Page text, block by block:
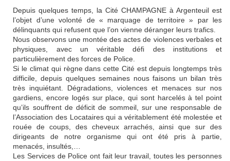
Depuis quelques temps, la Cité CHAMPAGNE à Argenteuil est
l’objet d’une volonté de « marquage de territoire » par les
délinquants qui refusent que l’on vienne déranger leurs trafics.
Nous observons une montée des actes de violences verbales et
physiques, avec un véritable défi des institutions et
particulièrement des forces de Police.
Si le climat qui règne dans cette Cité est depuis longtemps très
difficile, depuis quelques semaines nous faisons un bilan très
très inquiétant. Dégradations, violences et menaces sur nos
gardiens, encore logés sur place, qui sont harcelés à tel point
qu’ils souffrent de déficit de sommeil, sur une responsable de
l’Association des Locataires qui a véritablement été molestée et
rouée de coups, des cheveux arrachés, ainsi que sur des
dirigeants de notre organisme qui ont été pris à partie,
menacés, insultés,…
Les Services de Police ont fait leur travail, toutes les personnes